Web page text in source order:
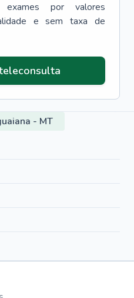
por valores
e sem taxa de
- MT